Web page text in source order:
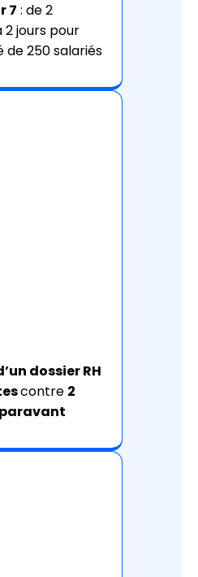
7 : de 2
2 jours pour
de 250 salariés
dossier RH
contre 2